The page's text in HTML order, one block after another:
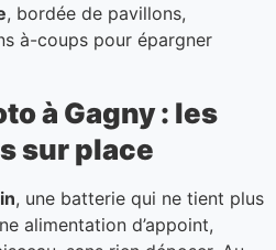
, bordée de pavillons,
à-coups pour épargner
à Gagny : les
sur place
, une batterie qui ne tient plus
alimentation d’appoint,